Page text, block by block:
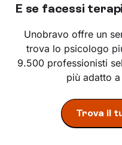
E se facessi
Unobravo offre un
trova lo psicologo
9.500 professionisti
più adatto
Trova il